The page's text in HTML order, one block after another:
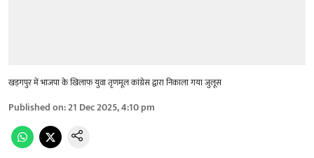
खड़गपुर में भाजपा के खिलाफ युवा तृणमूल कांग्रेस द्वारा निकाला गया जुलूस
Published on:21 Dec 2025, 4:10 pm